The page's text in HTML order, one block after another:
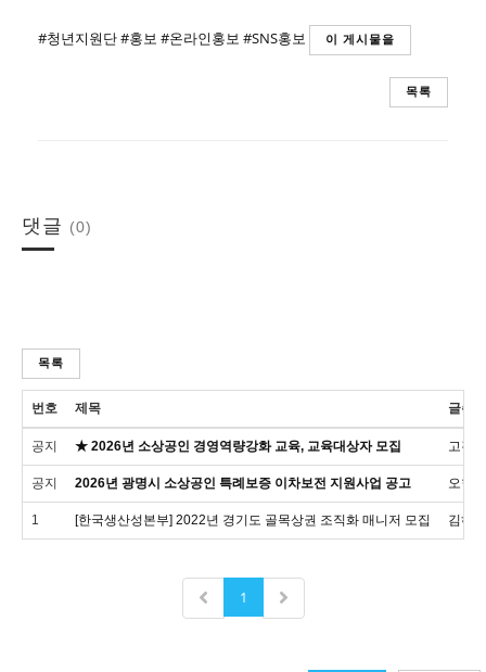
#청년지원단#홍보 #온라인홍보 #SNS홍보 이 게시물을
목록
댓글 (0)
목록
번호 제목 글쓴이
공지 ★ 2026년 소상공인 경영역량강화 교육, 교육대상자 모집 고경민
공지 2026년 광명시 소상공인 특례보증 이차보전 지원사업 공고 오현정
1 [한국생산성본부] 2022년 경기도 골목상권 조직화 매니저 모집 김하늘
1